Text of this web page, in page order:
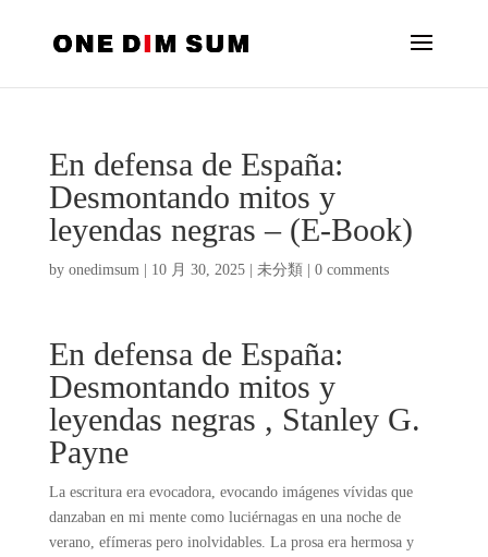
En defensa de España:
Desmontando mitos y
leyendas negras – (E-Book)
by onedimsum| 10 月 30, 2025| 未分類 0 comments
En defensa de España:
Desmontando mitos y
leyendas negras , Stanley G.
Payne
La escritura era evocadora, evocando imágenes vívidas que
danzaban en mi mente como luciérnagas en una noche de
verano, efímeras pero inolvidables. La prosa era hermosa y